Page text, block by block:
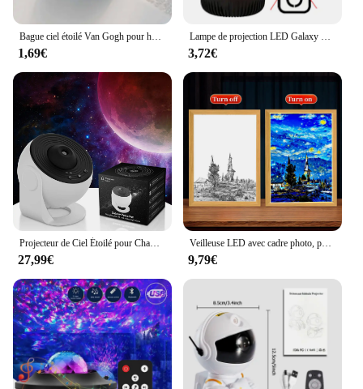
Bague ciel étoilé Van Gogh pour hommes et femmes, matiques romantiques, ouverture de personnalité de couple amoureux, cadeaux de bijoux étoile de nuit lune, 1 pièce, 2 pièces
1,69€
Lampe de projection LED Galaxy pour décoration de chambre, motif d'eau, ciel étoilé, budgétaire Aurora, mini veilleuse lune et étoile, nouveau
3,72€
Projecteur de Ciel Étoilé pour Chambre d'Enfant, Veilleuse, Galaxie, Rotation à 360 °, Communautés étarium, Cadeau de Saint-Valentin, Décoration de Mariage
27,99€
Veilleuse LED avec cadre photo, peinture à la lumière, lampe de lune Van Gogh, ciel étoilé, art mural respecicina, chambre à coucher, décoration de chambre à coucher, cadeaux pour un ami
9,79€